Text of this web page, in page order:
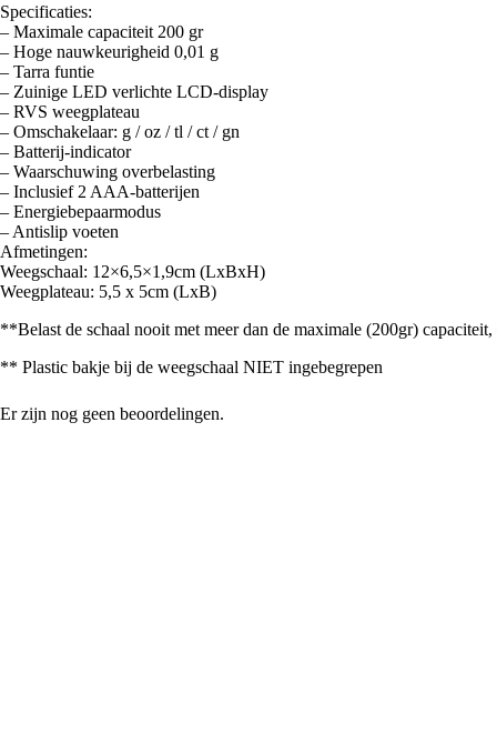
Specificaties:
– Maximale capaciteit 200 gr
– Hoge nauwkeurigheid 0,01 g
– Tarra funtie
– Zuinige LED verlichte LCD-display
– RVS weegplateau
– Omschakelaar: g / oz / tl / ct / gn
– Batterij-indicator
– Waarschuwing overbelasting
– Inclusief 2 AAA-batterijen
– Energiebepaarmodus
– Antislip voeten
Afmetingen:
Weegschaal: 12×6,5×1,9cm (LxBxH)
Weegplateau: 5,5 x 5cm (LxB)
**Belast de schaal nooit met meer dan de maximale (200gr)
** Plastic bakje bij de weegschaal NIET ingebegrepen
Er zijn nog geen beoordelingen.